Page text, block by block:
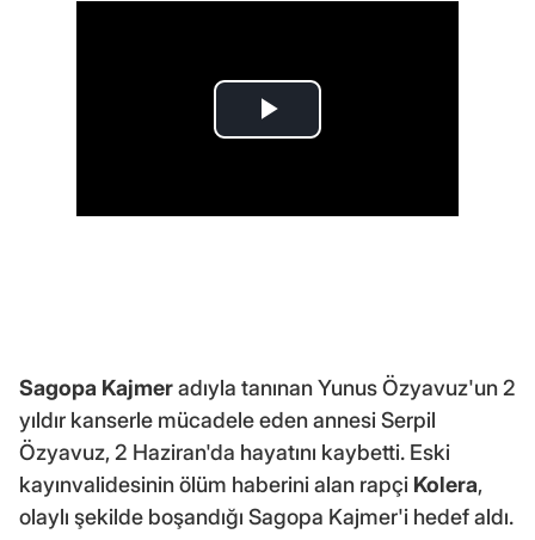
Sagopa Kajmeradıyla tanınan Yunus Özyavuz'un 2
yıldır kanserle mücadele eden annesi Serpil
Özyavuz, 2 Haziran'da hayatını kaybetti. Eski
kayınvalidesinin ölüm haberini alan rapçi Kolera,
olaylı şekilde boşandığı Sagopa Kajmer'i hedef aldı.